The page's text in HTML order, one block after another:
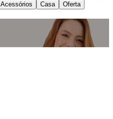
Acessórios Casa Oferta